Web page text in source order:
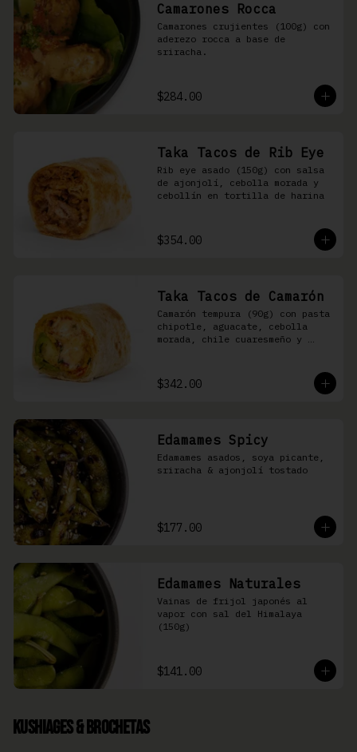
Camarones Rocca
Camarones crujientes (100g) con
aderezo rocca a base de
sriracha.
$284.00
Taka Tacos de Rib Eye
Rib eye asado (150g) con salsa
de ajonjolí, cebolla morada y
cebollín en tortilla de harina
$354.00
Taka Tacos de Camarón
Camarón tempura (90g) con pasta
chipotle, aguacate, cebolla
morada, chile cuaresmeño y
$342.00
Edamames Spicy
Edamames asados, soya picante,
sriracha & ajonjolí tostado
$177.00
Edamames Naturales
Vainas de frijol japonés al
vapor con sal del Himalaya
(150g)
$141.00
Kushiages & Brochetas